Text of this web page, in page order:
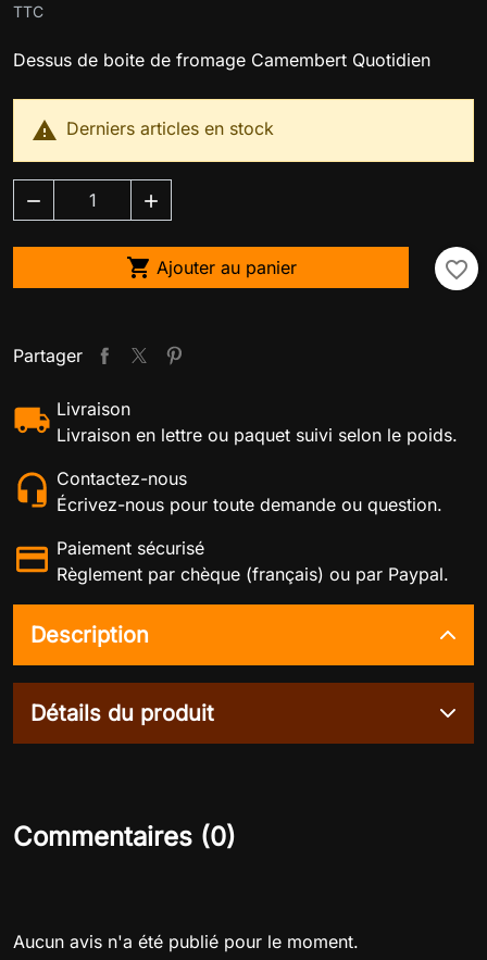
TTC
Dessus de boite de fromage Camembert Quotidien
 Derniers articles en stock
 
 Ajouter au panier favorite_border
Partager
Livraison
Livraison en lettre ou paquet suivi selon le poids.
Contactez-nous
Écrivez-nous pour toute demande ou question.
Paiement sécurisé
Règlement par chèque (français) ou par Paypal.
Description
Détails du produit
Commentaires (0)
Aucun avis n'a été publié pour le moment.